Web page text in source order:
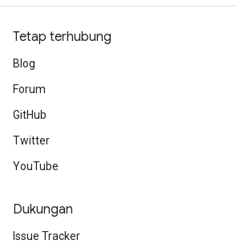
Tetap terhubung
Blog
Forum
GitHub
Twitter
YouTube
Dukungan
Issue Tracker